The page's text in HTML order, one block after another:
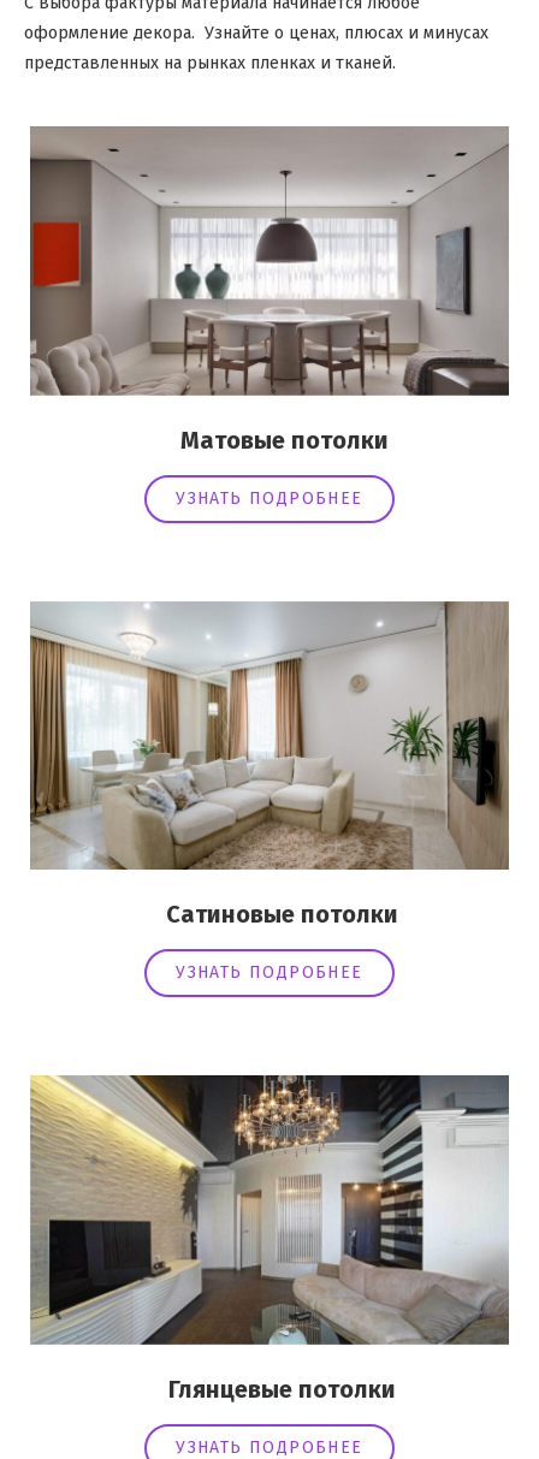
оформление декора. Узнайте о ценах, плюсах и минусах
представленных на рынках пленках и тканей.
Матовые потолки
УЗНАТЬ ПОДРОБНЕЕ
Сатиновые потолки
УЗНАТЬ ПОДРОБНЕЕ
Глянцевые потолки
УЗНАТЬ ПОДРОБНЕЕ